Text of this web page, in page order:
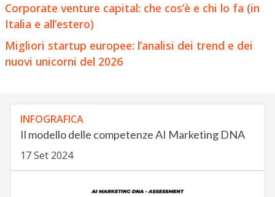
Corporate venture capital: che cos’è e chi lo fa (in
Italia e all’estero)
Migliori startup europee: l’analisi dei trend e dei
nuovi unicorni del 2026
INFOGRAFICA
Il modello delle competenze AI Marketing DNA
17 Set 2024